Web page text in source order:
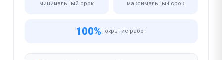
минимальный срок максимальный срок
100%покрытие работ